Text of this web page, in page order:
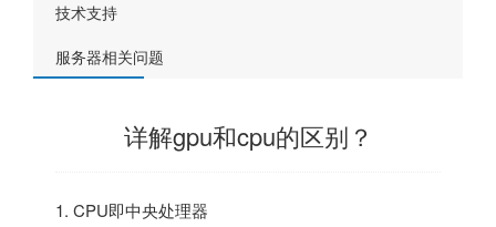
技术支持
服务器相关问题
详解gpu和cpu的区别？
1. CPU即中央处理器